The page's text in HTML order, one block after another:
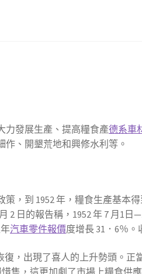
力發展生產、提高糧食產德系車
、開墾荒地和興修水利等。
，到 1952 年，糧食生產基本
日的報告稱，1952 年 7 月1日
汽車零件報價度增長 31．6％。
，出現了喜人的上升勢頭。
售，這更加劇了市場上糧食供